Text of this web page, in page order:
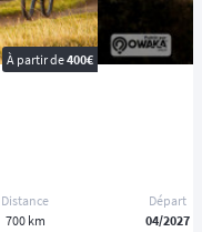
À partir de400€
Distance
700 km
Départ
04/2027